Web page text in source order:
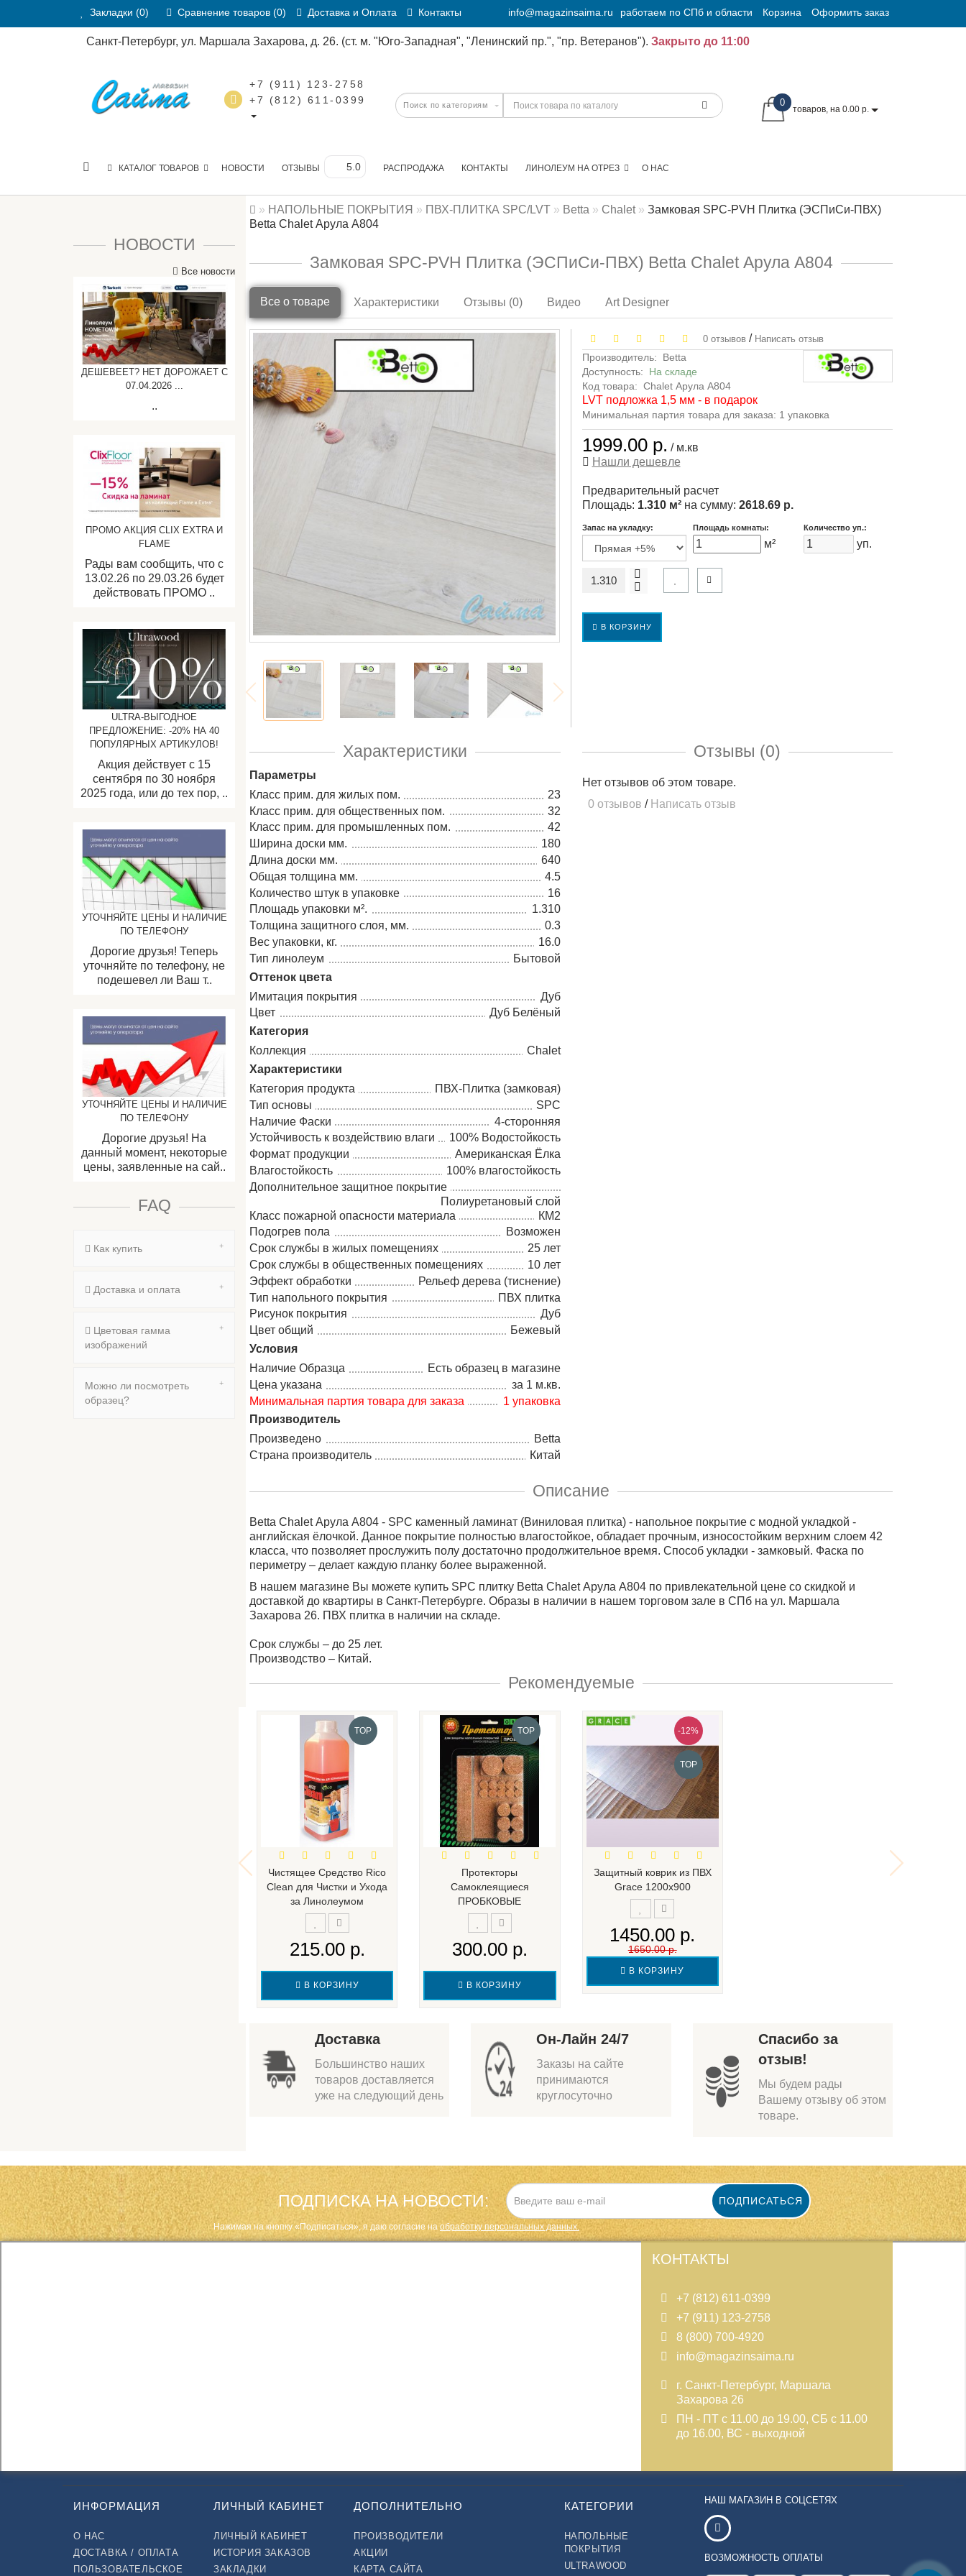
Закладки (0) Сравнение товаров (0) Доставка и Оплата Контакты info@magazinsaima.ru работаем по СПб и области Корзина Оформить заказ
Санкт-Петербург, ул. Маршала Захарова, д. 26. (ст. м. "Юго-Западная", "Ленинский пр.", "пр. Ветеранов"). Закрыто до 11:00
+7 (911) 123-2758
+7 (812) 611-0399
0
товаров, на 0.00 р.
КАТАЛОГ ТОВАРОВ НОВОСТИ ОТЗЫВЫ РАСПРОДАЖА КОНТАКТЫ О НАС
ЛИНОЛЕУМ НА ОТРЕЗ
НОВОСТИ
Все новости
ДЕШЕВЕЕТ? НЕТ ДОРОЖАЕТ C
07.04.2026 ...
..
ПРОМО АКЦИЯ CLIX EXTRA И
FLAME
Рады вам сообщить, что с
13.02.26 по 29.03.26 будет
действовать ПРОМО ..
ULTRA-ВЫГОДНОЕ
ПРЕДЛОЖЕНИЕ: -20% НА 40
ПОПУЛЯРНЫХ АРТИКУЛОВ!
Акция действует с 15
сентября по 30 ноября
2025 года, или до тех пор, ..
УТОЧНЯЙТЕ ЦЕНЫ И НАЛИЧИЕ
ПО ТЕЛЕФОНУ
Дорогие друзья! Теперь
уточняйте по телефону, не
подешевел ли Ваш т..
УТОЧНЯЙТЕ ЦЕНЫ И НАЛИЧИЕ
ПО ТЕЛЕФОНУ
Дорогие друзья! На
данный момент, некоторые
цены, заявленные на сай..
FAQ
Как купить
Доставка и оплата
Цветовая гамма
изображений
Можно ли посмотреть
образец?
НАПОЛЬНЫЕ ПОКРЫТИЯ ПВХ-ПЛИТКА SPC/LVT Betta Chalet
Замковая SPC-PVH Плитка (ЭСПиСи-ПВХ)
Betta Chalet Арула А804
Замковая SPC-PVH Плитка (ЭСПиСи-ПВХ) Betta Chalet Арула А804
Все о товаре Характеристики Отзывы (0) Видео Art Designer
0 отзывов / Написать отзыв
Производитель:
Betta
Доступность: На складе
Код товара: Chalet Арула А804
LVT подложка 1,5 мм - в подарок
Минимальная партия товара для заказа: 1 упаковка
1999.00 р. / м.кв
Нашли дешевле
Предварительный расчет
Площадь: 1.310 м²на сумму: 2618.69 р.
Запас на укладку: Площадь комнаты:
м²
Количество уп.:
уп.
В КОРЗИНУ
Характеристики
Параметры
Класс прим. для жилых пом.
23
Класс прим. для общественных пом.
32
Класс прим. для промышленных пом.
42
Ширина доски мм.
180
Длина доски мм.
640
Общая толщина мм.
4.5
Количество штук в упаковке
16
Площадь упаковки м².
1.310
Толщина защитного слоя, мм.
0.3
Вес упаковки, кг.
16.0
Тип линолеум
Бытовой
Оттенок цвета
Имитация покрытия
Дуб
Цвет
Дуб Белёный
Категория
Коллекция
Chalet
Характеристики
Категория продукта
ПВХ-Плитка (замковая)
Тип основы
SPC
Наличие Фаски
4-сторонняя
Устойчивость к воздействию влаги
100% Водостойкость
Формат продукции
Американская Ёлка
Влагостойкость
100% влагостойкость
Дополнительное защитное покрытие
Полиуретановый слой
Класс пожарной опасности материала
КМ2
Подогрев пола
Возможен
Срок службы в жилых помещениях
25 лет
Срок службы в общественных помещениях
10 лет
Эффект обработки
Рельеф дерева (тиснение)
Тип напольного покрытия
ПВХ плитка
Рисунок покрытия
Дуб
Цвет общий
Бежевый
Условия
Наличие Образца
Есть образец в магазине
Цена указана
за 1 м.кв.
Минимальная партия товара для заказа
1 упаковка
Производитель
Произведено
Betta
Страна производитель
Китай
Отзывы (0)
Нет отзывов об этом товаре.
0 отзывов / Написать отзыв
Описание
Betta Chalet Арула А804 - SPC каменный ламинат (Виниловая плитка) - напольное покрытие с модной укладкой -
английская ёлочкой. Данное покрытие полностью влагостойкое, обладает прочным, износостойким верхним слоем 42
класса, что позволяет прослужить полу достаточно продолжительное время. Способ укладки - замковый. Фаска по
периметру – делает каждую планку более выраженной.
В нашем магазине Вы можете купить SPC плитку Betta Chalet Арула А804 по привлекательной цене со скидкой и
доставкой до квартиры в Санкт-Петербурге. Образы в наличии в нашем торговом зале в СПб на ул. Маршала
Захарова 26. ПВХ плитка в наличии на складе.
Срок службы – до 25 лет.
Производство – Китай.
Рекомендуемые
TOP
Чистящее Средство Rico
Clean для Чистки и Ухода
за Линолеумом
215.00 р.
В КОРЗИНУ
TOP
Протекторы
Самоклеящиеся
ПРОБКОВЫЕ
300.00 р.
В КОРЗИНУ
-12%
TOP
Защитный коврик из ПВХ
Grace 1200х900
1450.00 р.
1650.00 р.
В КОРЗИНУ
Доставка
Большинство наших
товаров доставляется
уже на следующий день
Он-Лайн 24/7
Заказы на сайте
принимаются
круглосуточно
Спасибо за
отзыв!
Мы будем рады
Вашему отзыву об этом
товаре.
ПОДПИСКА НА НОВОСТИ: ПОДПИСАТЬСЯ
Нажимая на кнопку «Подписаться», я даю cогласие наобработку персональных данных.
КОНТАКТЫ
+7 (812) 611-0399
+7 (911) 123-2758
8 (800) 700-4920
info@magazinsaima.ru
г. Санкт-Петербург, Маршала
Захарова 26
ПН - ПТ с 11.00 до 19.00, СБ с 11.00
до 16.00, ВС - выходной
ИНФОРМАЦИЯ
О НАС
ДОСТАВКА / ОПЛАТА
ПОЛЬЗОВАТЕЛЬСКОЕ
ЛИЧНЫЙ КАБИНЕТ
ЛИЧНЫЙ КАБИНЕТ
ИСТОРИЯ ЗАКАЗОВ
ЗАКЛАДКИ
ДОПОЛНИТЕЛЬНО
ПРОИЗВОДИТЕЛИ
АКЦИИ
КАРТА САЙТА
КАТЕГОРИИ
НАПОЛЬНЫЕ
ПОКРЫТИЯ
ULTRAWOOD
НАШ МАГАЗИН В СОЦСЕТЯХ
ВОЗМОЖНОСТЬ ОПЛАТЫ